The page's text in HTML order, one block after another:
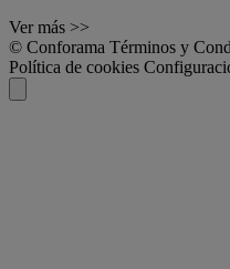
Ver más >>
© Conforama Términos y
Política de cookies